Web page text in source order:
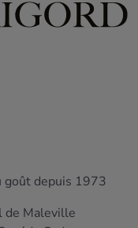
goût depuis 1973
de Maleville